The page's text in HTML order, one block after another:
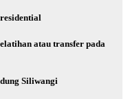
atau transfer pada
Siliwangi